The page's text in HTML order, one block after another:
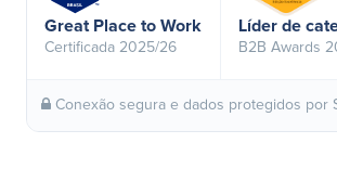
Great Place to Work
Certificada 2025/26
Líder de
B2B Awards
Conexão segura e dados protegidos por